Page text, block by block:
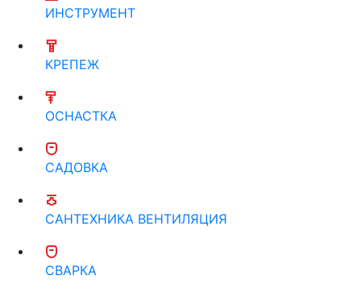
ИНСТРУМЕНТ
КРЕПЕЖ
ОСНАСТКА
САДОВКА
САНТЕХНИКА ВЕНТИЛЯЦИЯ
СВАРКА